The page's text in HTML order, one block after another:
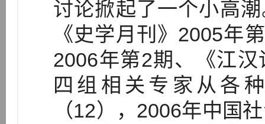
讨论掀起了一个小高
《史学月刊》2005年
2006年第2期、《江
四组相关专家从各
（12），2006年中国